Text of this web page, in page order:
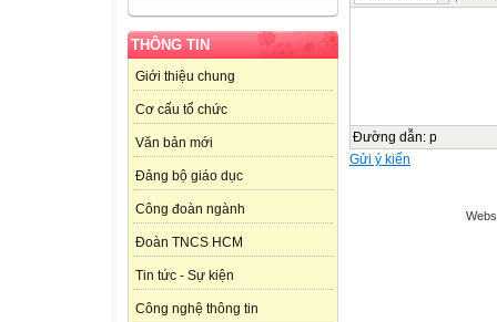
THÔNG TIN
Giới thiệu chung
Cơ cấu tổ chức
Văn bản mới
Đảng bộ giáo dục
Công đoàn ngành
Đoàn TNCS HCM
Tin tức - Sự kiện
Công nghệ thông tin
Đường dẫn: p
Gửi ý kiến